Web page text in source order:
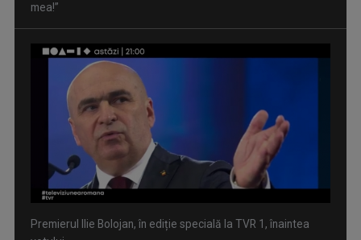
votului ...
"Transnistria. Viața în zona gri" | VIDEO